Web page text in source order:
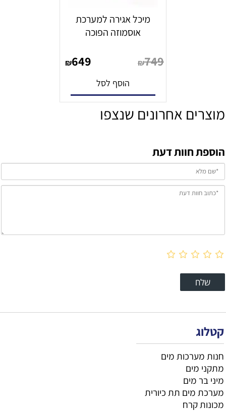
מיכל אגירה למערכת
אוסמוזה הפוכה
₪749
₪649
הוסף לסל
מוצרים אחרונים שנצפו
הוספת חוות דעת
קטלוג
חנות מערכות מים
מתקני מים
מיני בר מים
מערכת מים תת כיורית
מכונות קרח